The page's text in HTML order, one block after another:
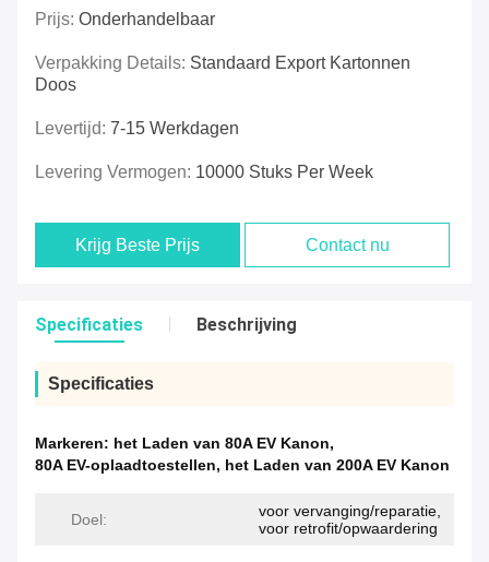
Prijs: Onderhandelbaar
Verpakking Details: Standaard Export Kartonnen
Doos
Levertijd: 7-15 Werkdagen
Levering Vermogen: 10000 Stuks Per Week
Krijg Beste Prijs Contact nu
Specificaties Beschrijving
Specificaties
Markeren: het Laden van 80A EV Kanon,
80A EV-oplaadtoestellen, het Laden van 200A EV Kanon
Doel:
voor vervanging/reparatie,
voor retrofit/opwaardering